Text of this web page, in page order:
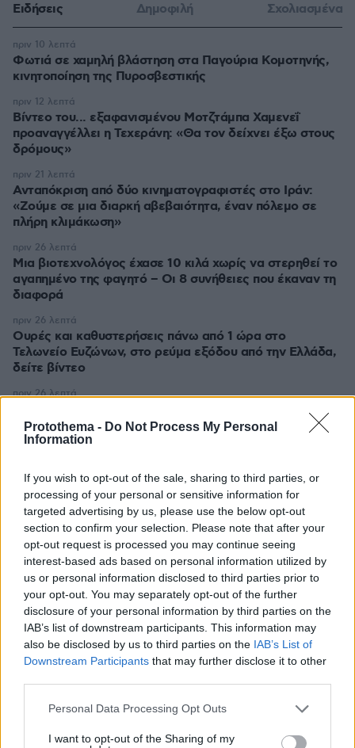
Protothema - Do Not Process My Personal
Information
If you wish to opt-out of the sale, sharing to third parties, or
processing of your personal or sensitive information for
targeted advertising by us, please use the below opt-out
section to confirm your selection. Please note that after your
opt-out request is processed you may continue seeing
interest-based ads based on personal information utilized by
us or personal information disclosed to third parties prior to
your opt-out. You may separately opt-out of the further
disclosure of your personal information by third parties on the
IAB’s list of downstream participants. This information may
also be disclosed by us to third parties on the IAB’s List of
Downstream Participants that may further disclose it to other
Please note that this website/app uses one or more Google
not limited to your visit or usage behaviour. You may click to
Personal Data Processing Opt Outs
I want to opt-out of the Sharing of my
Ειδήσεις Δημοφιλή Σχολιασμένα
Φωτιά σε χαμηλή βλάστηση στα Παγούρια Κομοτηνής,
κινητοποίηση της Πυροσβεστικής
πριν 10 λεπτά
Βίντεο του... εξαφανισμένου Μοτζτάμπα Χαμενεΐ
προαναγγέλλει η Τεχεράνη: «Θα τον δείχνει έξω στους
δρόμους»
πριν 12 λεπτά
Ανταπόκριση από δύο κινηματογραφιστές στο Ιράν:
«Ζούμε σε μια διαρκή αβεβαιότητα, έναν πόλεμο σε
πλήρη κλιμάκωση»
πριν 21 λεπτά
Μια βιοτεχνολόγος έχασε 10 κιλά χωρίς να στερηθεί το
αγαπημένο της φαγητό – Οι 8 συνήθειες που έκαναν τη
διαφορά
πριν 26 λεπτά
Ουρές και καθυστερήσεις πάνω από 1 ώρα στο
Τελωνείο Ευζώνων, στο ρεύμα εξόδου από την Ελλάδα,
δείτε βίντεο
πριν 26 λεπτά
πριν 26 λεπτά
στρατό μέχρι να αφοπλιστεί εντελώς η Χαμάς
πριν 27 λεπτά
Οι «loneliness influencers» κάνουν τη μοναξιά να
μοιάζει με τάση
πριν 31 λεπτά
Κινήσεις που μπορεί να σώσουν τον σκύλο σας από μια
φωτιά
πριν 31 λεπτά
Η Κλέλια Ανδριολάτου έβαλε το μαγιό της και έκανε
γιόγκα δίπλα στον Αχέροντα, δείτε βίντεο
πριν 39 λεπτά